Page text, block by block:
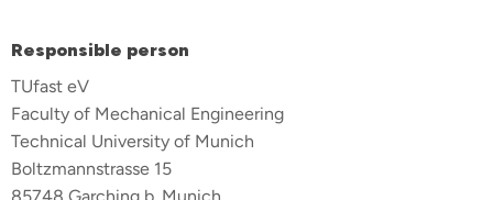
Responsible person
TUfast eV
Faculty of Mechanical Engineering
Technical University of Munich
Boltzmannstrasse 15